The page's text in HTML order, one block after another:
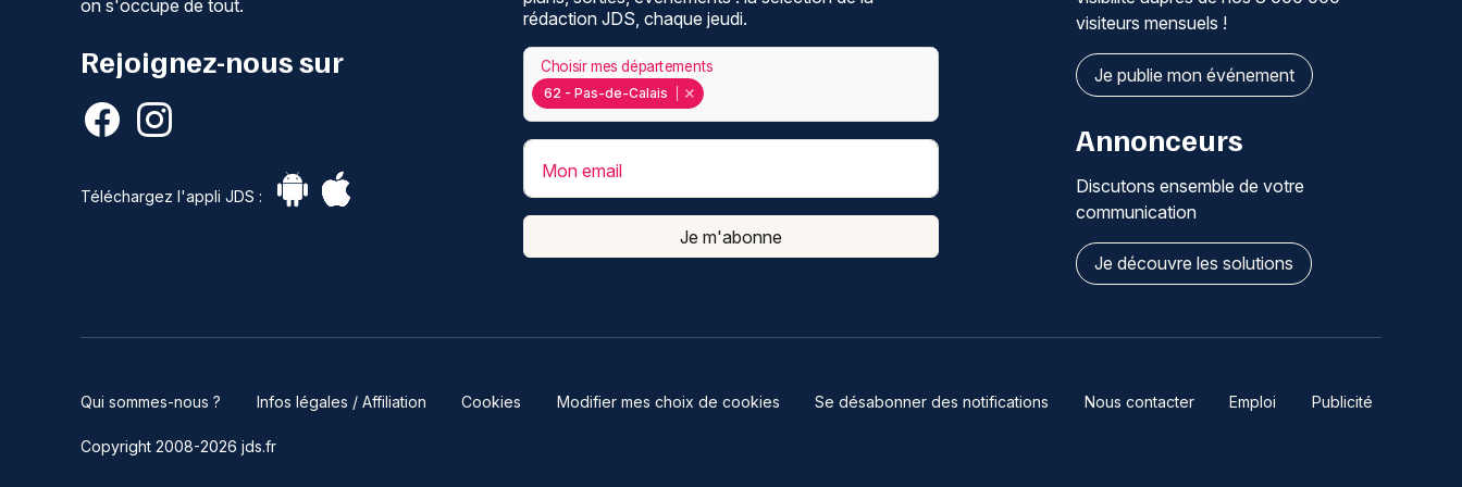
on s'occupe de tout.
Rejoignez-nous sur
Téléchargez l'appli JDS :
rédaction JDS, chaque jeudi.
62 - Pas-de-Calais
Choisir mes départements
Mon email
Je m'abonne
visiteurs mensuels !
Je publie mon événement
Annonceurs
Discutons ensemble de votre
communication
Je découvre les solutions
Qui sommes-nous ? Infos légales / Affiliation Cookies Modifier mes choix de cookies Se désabonner des notifications Nous contacter Emploi Publicité
Copyright 2008-2026 jds.fr